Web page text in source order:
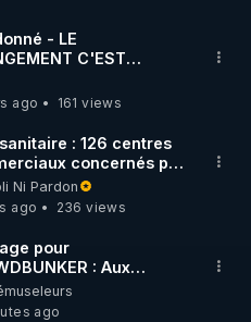
RGNR (stages,
SUR ODYSEE
sont aussi sur la
- LE
C'EST
ago
161 views
: 126 centres
concernés par
dans toute la
Ni Pardon
ago
236 views
pour
: Aux
du site,
vous svp remettre la
ago